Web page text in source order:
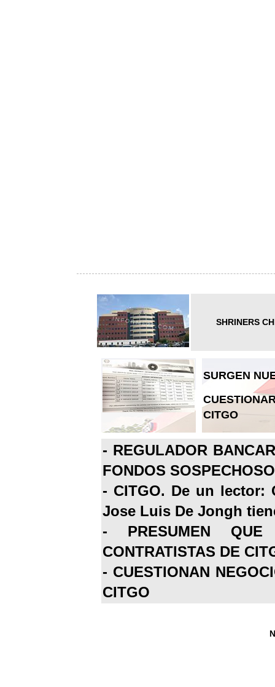
SHRINERS
SURGEN
CITGO
- REGULADOR
FONDOS
- CITGO. De un lector:
Jose Luis De Jongh
- PRESUMEN
CONTRATISTAS DE
- CUESTIONAN
CITGO